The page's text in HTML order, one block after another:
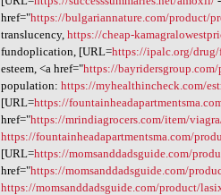
href="https://bulgariannature.com/product/
translucency,https://cheap-
fundoplication, [URL=https://ipalc.org/
esteem, <a href="https://
population:https://myhealthincheck.com/
[URL=https://
href="https://mrindiagrocers.com/item/
https://fountainheadapartmentsma.com/
[URL=https://momsanddadsguide.com/
href="https://momsanddadsguide.com/
https://momsanddadsguide.com/product/